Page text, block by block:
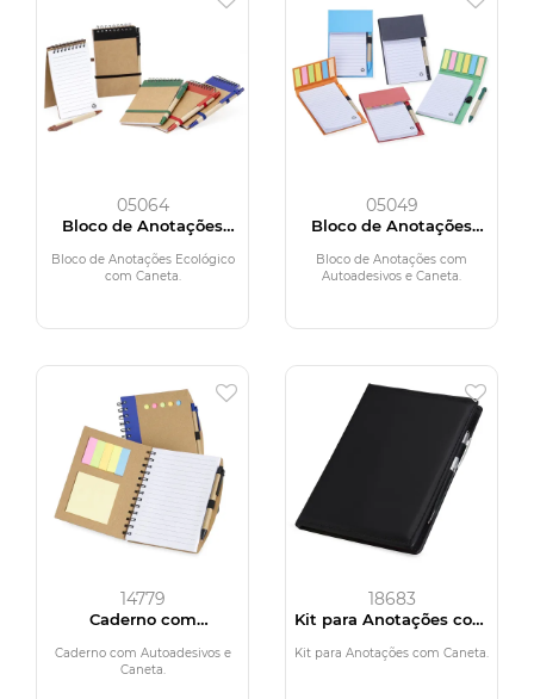
05064
Bloco de Anotações
Ecológico com Caneta
Bloco de Anotações Ecológico
com Caneta.
05049
Bloco de Anotações
com Autoadesivos e
Caneta
Bloco de Anotações com
Autoadesivos e Caneta.
14779
Caderno com
Caderno com Autoadesivos e
Caneta.
18683
Kit para Anotações com
Caneta
Kit para Anotações com Caneta.